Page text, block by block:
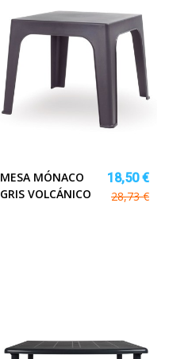
MESA MÓNACO
GRIS VOLCÁNICO
18,50 €
28,73 €